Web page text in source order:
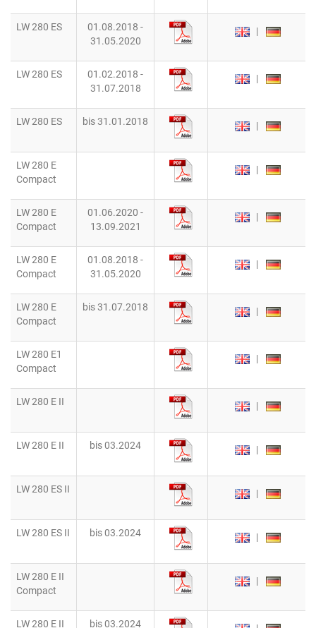
LW 280 ES
01.08.2018 -
31.05.2020
|
LW 280 ES
01.02.2018 -
31.07.2018
|
LW 280 ES bis 31.01.2018 |
LW 280 E
Compact
|
LW 280 E
Compact
01.06.2020 -
13.09.2021
|
LW 280 E
Compact
01.08.2018 -
31.05.2020
|
LW 280 E
Compact
bis 31.07.2018 |
LW 280 E1
Compact
|
LW 280 E II |
LW 280 E II bis 03.2024 |
LW 280 ES II |
LW 280 ES II bis 03.2024 |
LW 280 E II
Compact
|
LW 280 E II
bis 03.2024